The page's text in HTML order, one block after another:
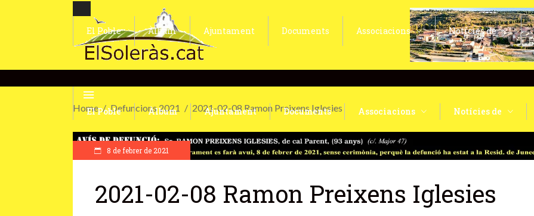
El Poble Àlbum Ajuntament Documents Associacions Notícies de
El Poble Àlbum Ajuntament Documents Associacions Notícies de
Home Defuncions 2021 2021-02-08 Ramon Preixens Iglesies
8 de febrer de 2021
2021-02-08 Ramon Preixens Iglesies